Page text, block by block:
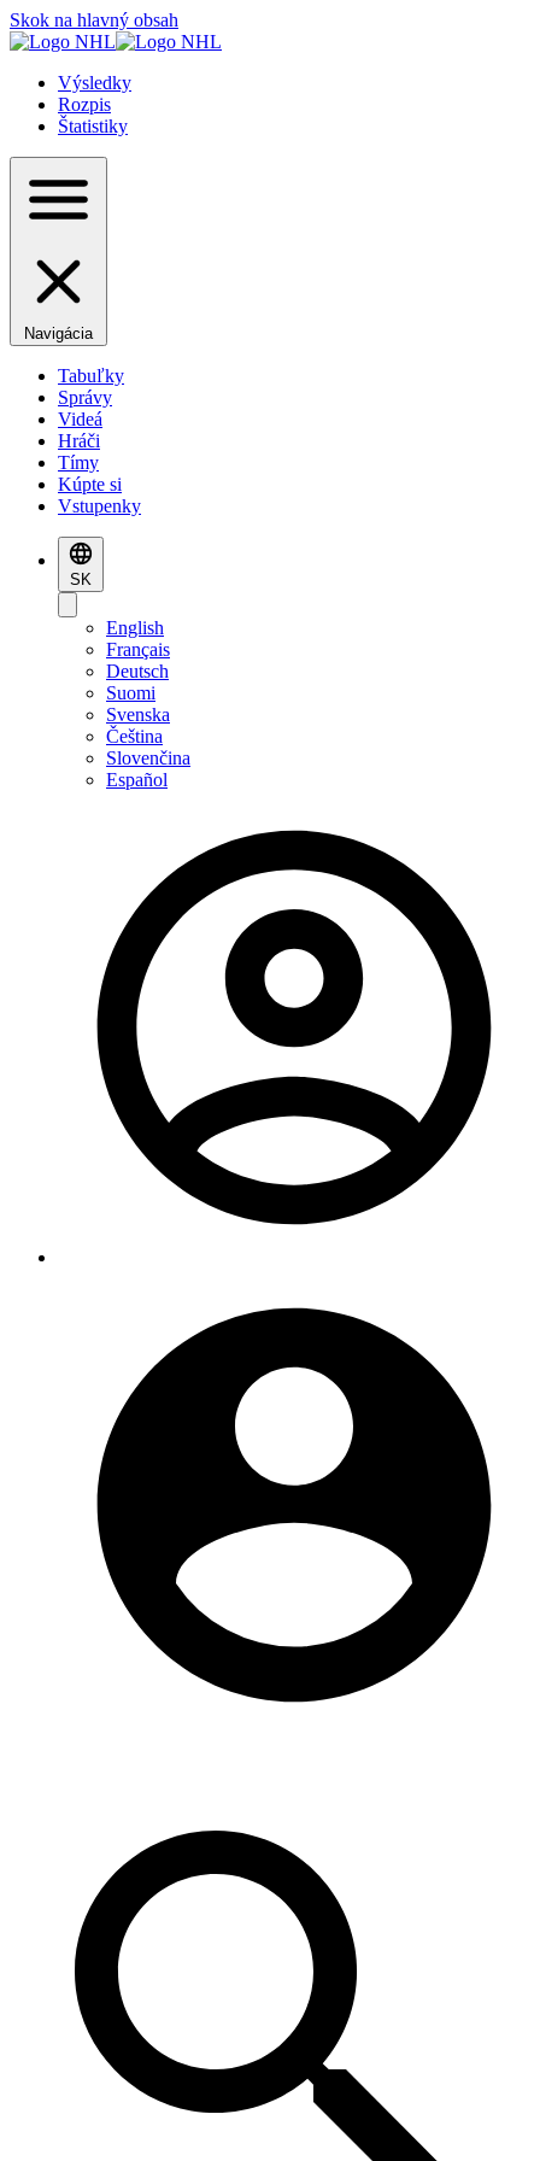
Skok na hlavný obsah
Výsledky
Rozpis
Štatistiky
Navigácia
Tabuľky
Správy
Videá
Hráči
Tímy
Kúpte si
Vstupenky
SK
English
Français
Deutsch
Suomi
Svenska
Čeština
Slovenčina
Español